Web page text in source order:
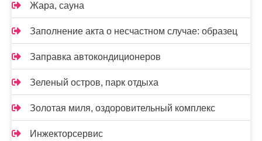
Жара, сауна
Заполнение акта о несчастном случае: образец
Заправка автокондиционеров
Зеленый остров, парк отдыха
Золотая миля, оздоровительный комплекс
Инжекторсервис